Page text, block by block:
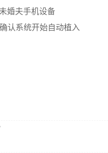
婚夫手机设备
认系统开始自动植入